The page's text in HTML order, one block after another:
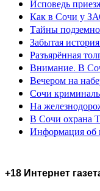
Исповедь
Как в Сочи у
Тайны
Забытая
Разъярённая
Внимание. В
Вечером на
Сочи
На
В Сочи охрана
Информация об
+18 Интернет